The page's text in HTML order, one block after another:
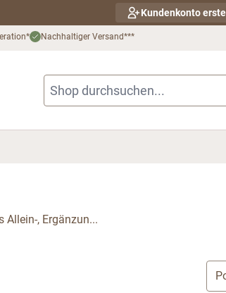
Kundenkonto
Nachhaltiger Versand***
, Ergänzun...